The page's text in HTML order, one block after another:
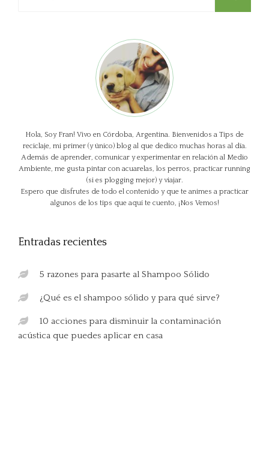
Hola, Soy Fran! Vivo en Córdoba, Argentina. Bienvenidos a Tips de
reciclaje, mi primer (y único) blog al que dedico muchas horas al día.
Además de aprender, comunicar y experimentar en relación al Medio
Ambiente, me gusta pintar con acuarelas, los perros, practicar running
(si es plogging mejor) y viajar.
Espero que disfrutes de todo el contenido y que te animes a practicar
algunos de los tips que aquí te cuento, ¡Nos Vemos!
Entradas recientes
5 razones para pasarte al Shampoo Sólido
¿Qué es el shampoo sólido y para qué sirve?
10 acciones para disminuir la contaminación
acústica que puedes aplicar en casa